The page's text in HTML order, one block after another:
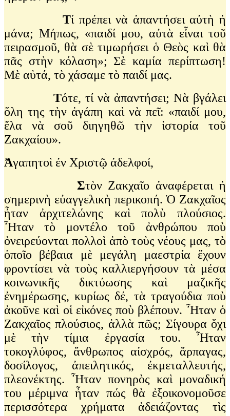
Τί πρέπει νὰ ἀπαντήσει αὐτὴ ἡ
μάνα; Μήπως, «παιδί μου, αὐτὰ εἶναι τοῦ
πειρασμοῦ, θὰ σὲ τιμωρήσει ὁ Θεὸς καὶ θὰ
πᾶς στὴν κόλαση»; Σὲ καμία περίπτωση!
Μὲ αὐτά, τὸ χάσαμε τὸ παιδί μας.
Τότε, τί νὰ ἀπαντήσει; Νὰ βγάλει
ὅλη της τὴν ἀγάπη καὶ νὰ πεῖ: «παιδί μου,
ἔλα νὰ σοῦ διηγηθῶ τὴν ἱστορία τοῦ
Ζακχαίου».
Ἀγαπητοὶ ἐν Χριστῷ ἀδελφοί,
Στὸν Ζακχαῖο ἀναφέρεται ἡ
σημερινὴ εὐαγγελικὴ περικοπή. Ὁ Ζακχαῖος
ἦταν ἀρχιτελώνης καὶ πολὺ πλούσιος.
Ἦταν τὸ μοντέλο τοῦ ἀνθρώπου ποὺ
ὀνειρεύονται πολλοὶ ἀπὸ τοὺς νέους μας, τὸ
ὁποῖο βέβαια μὲ μεγάλη μαεστρία ἔχουν
φροντίσει νὰ τοὺς καλλιεργήσουν τὰ μέσα
κοινωνικῆς δικτύωσης καὶ μαζικῆς
ἐνημέρωσης, κυρίως δέ, τὰ τραγούδια ποὺ
ἀκοῦνε καὶ οἱ εἰκόνες ποὺ βλέπουν. Ἦταν ὁ
Ζακχαῖος πλούσιος, ἀλλὰ πῶς; Σίγουρα ὄχι
μὲ τὴν τίμια ἐργασία του. Ἦταν
τοκογλύφος, ἄνθρωπος αἰσχρός, ἅρπαγας,
δοσίλογος, ἀπειλητικός, ἐκμεταλλευτής,
πλεονέκτης. Ἦταν πονηρὸς καὶ μοναδική
του μέριμνα ἦταν πώς θὰ ἐξοικονομοῦσε
περισσότερα χρήματα ἀδειάζοντας τὶς